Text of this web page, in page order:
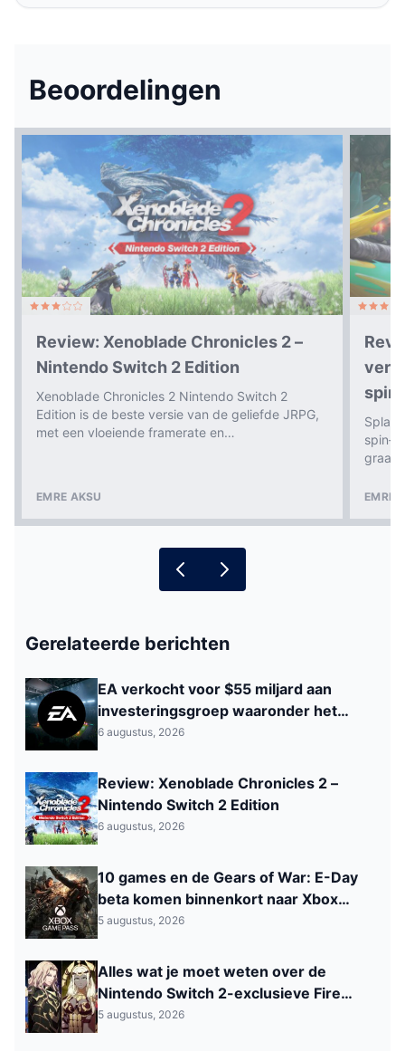
Beoordelingen
Review: Xenoblade Chronicles 2 –
Nintendo Switch 2 Edition
Xenoblade Chronicles 2 Nintendo Switch 2
Edition is de beste versie van de geliefde JRPG,
met een vloeiende framerate en…
EMRE AKSU
graag
EMRE
Gerelateerde berichten
EA verkocht voor $55 miljard aan
investeringsgroep waaronder het
Saoedi‑Arabisch PIF
6 augustus, 2026
Review: Xenoblade Chronicles 2 –
Nintendo Switch 2 Edition
6 augustus, 2026
10 games en de Gears of War: E-Day
beta komen binnenkort naar Xbox
Game Pass
5 augustus, 2026
Alles wat je moet weten over de
Nintendo Switch 2-exclusieve Fire
Emblem: Fortune’s Weave
5 augustus, 2026